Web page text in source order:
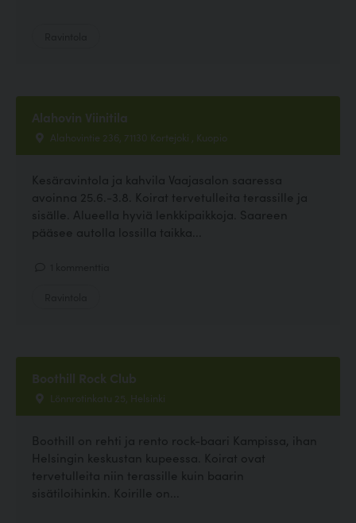
Alahovin Viinitila
Alahovintie 236, 71130 Kortejoki , Kuopio
Kesäravintola ja kahvila Vaajasalon saaressa
avoinna 25.6.-3.8. Koirat tervetulleita terassille ja
sisälle. Alueella hyviä lenkkipaikkoja. Saareen
pääsee autolla lossilla taikka...
Boothill Rock Club
Lönnrotinkatu 25, Helsinki
Boothill on rehti ja rento rock-baari Kampissa, ihan
Helsingin keskustan kupeessa. Koirat ovat
tervetulleita niin terassille kuin baarin
sisätiloihinkin. Koirille on...